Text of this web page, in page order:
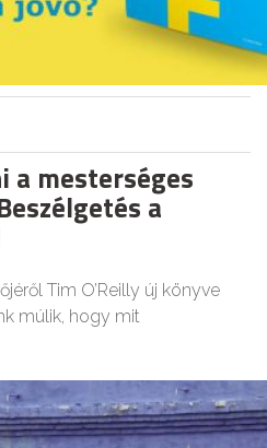
a mesterséges
a
Tim O’Reilly új könyve
múlik, hogy mit